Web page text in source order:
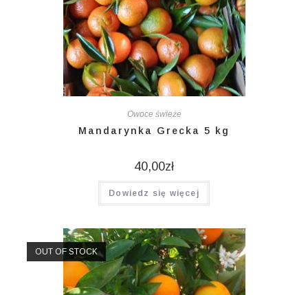
Owoce świeże
Mandarynka Grecka 5 kg
40,00zł
Dowiedz się więcej
OUT OF STOCK